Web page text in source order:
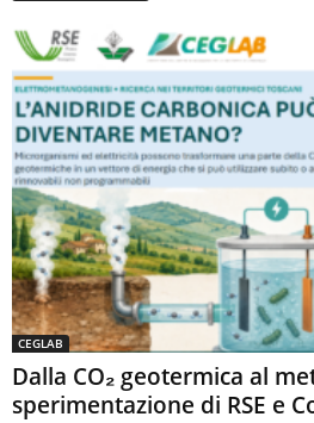
CEGLAB
Dalla CO₂ geotermica al
sperimentazione di RSE e